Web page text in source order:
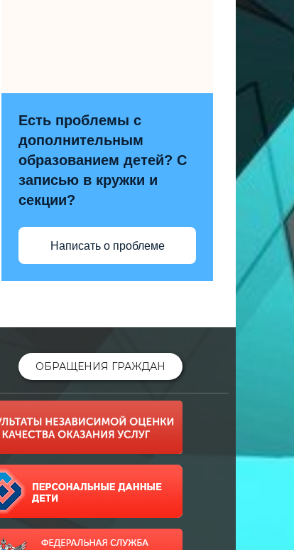
Есть проблемы с
дополнительным
образованием детей? С
записью в кружки и
секции?
Написать о проблеме
ОБРАЩЕНИЯ ГРАЖДАН